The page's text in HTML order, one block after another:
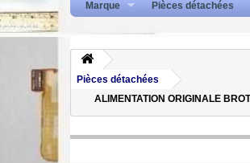
Marque Pièces détachées
Pièces détachées
ALIMENTATION ORIGINALE